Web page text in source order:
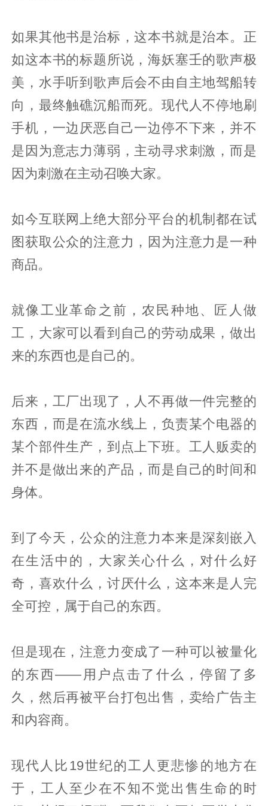
如果其他书是治标，这本书就是治本。正
如这本书的标题所说，海妖塞壬的歌声极
美，水手听到歌声后会不由自主地驾船转
向，最终触礁沉船而死。现代人不停地刷
手机，一边厌恶自己一边停不下来，并不
是因为意志力薄弱，主动寻求刺激，而是
因为刺激在主动召唤大家。
如今互联网上绝大部分平台的机制都在试
图获取公众的注意力，因为注意力是一种
商品。
就像工业革命之前，农民种地、匠人做
工，大家可以看到自己的劳动成果，做出
来的东西也是自己的。
后来，工厂出现了，人不再做一件完整的
东西，而是在流水线上，负责某个电器的
某个部件生产，到点上下班。工人贩卖的
并不是做出来的产品，而是自己的时间和
身体。
到了今天，公众的注意力本来是深刻嵌入
在生活中的，大家关心什么，对什么好
奇，喜欢什么，讨厌什么，这本来是人完
全可控，属于自己的东西。
但是现在，注意力变成了一种可以被量化
的东西——用户点击了什么，停留了多
久，然后再被平台打包出售，卖给广告主
和内容商。
现代人比19世纪的工人更悲惨的地方在
于，工人至少在不知不觉出售生命的时